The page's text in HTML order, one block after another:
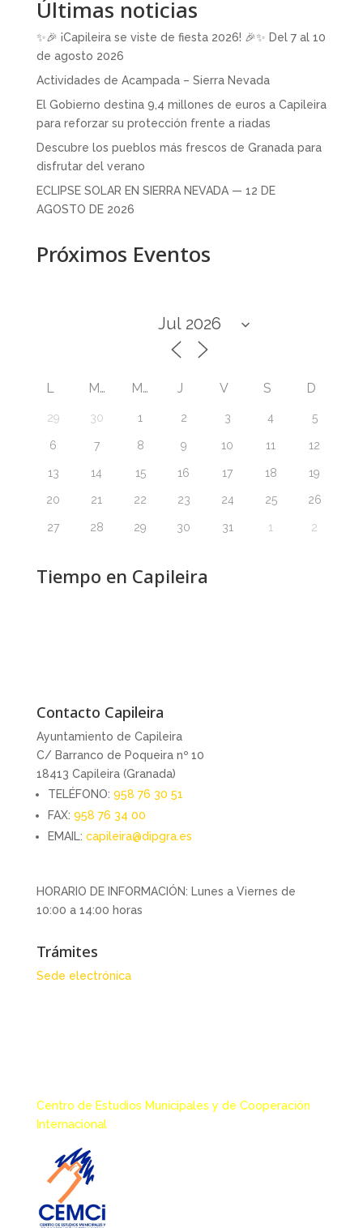
Últimas noticias
✨🎉 ¡Capileira se viste de fiesta 2026! 🎉✨ Del 7 al 10
de agosto 2026
Actividades de Acampada – Sierra Nevada
El Gobierno destina 9,4 millones de euros a Capileira
para reforzar su protección frente a riadas
Descubre los pueblos más frescos de Granada para
disfrutar del verano
ECLIPSE SOLAR EN SIERRA NEVADA — 12 DE
AGOSTO DE 2026
Próximos Eventos
L M M J V S D
29 30 1 2 3 4 5
6 7 8 9 10 11 12
13 14 15 16 17 18 19
20 21 22 23 24 25 26
27 28 29 30 31 1 2
Tiempo en Capileira
Contacto Capileira
Ayuntamiento de Capileira
C/ Barranco de Poqueira nº 10
18413 Capileira (Granada)
TELÉFONO: 958 76 30 51
FAX: 958 76 34 00
EMAIL: capileira@dipgra.es
HORARIO DE INFORMACIÓN: Lunes a Viernes de
10:00 a 14:00 horas
Trámites
Sede electrónica
Centro de Estudios Municipales y de Cooperación
Internacional